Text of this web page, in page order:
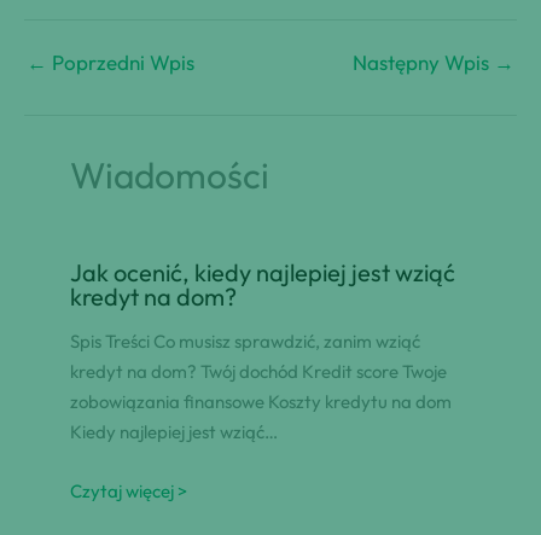
← Poprzedni Wpis Następny Wpis →
Wiadomości
Jak ocenić, kiedy najlepiej jest wziąć
kredyt na dom?
Spis Treści Co musisz sprawdzić, zanim wziąć
kredyt na dom? Twój dochód Kredit score Twoje
zobowiązania finansowe Koszty kredytu na dom
Kiedy najlepiej jest wziąć…
Czytaj więcej >